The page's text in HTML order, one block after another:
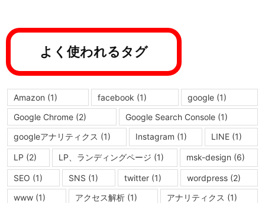
よく使われるタグ
Amazon (1) facebook (1) google(1)
Google Chrome (2) Google Search Console (1)
googleアナリティクス (1) Instagram (1) LINE (1)
LP (2) LP、ランディングページ (1) msk-design (6)
SEO (1) SNS (1) twitter(1) wordpress (2)
www (1) アクセス解析 (1) アナリティクス (1)